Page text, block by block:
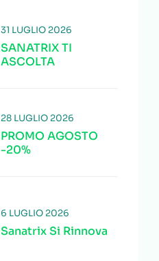
SANATRIX TI
ASCOLTA
31 LUGLIO 2026
PROMO AGOSTO
-20%
28 LUGLIO 2026
Sanatrix Si Rinnova
6 LUGLIO 2026